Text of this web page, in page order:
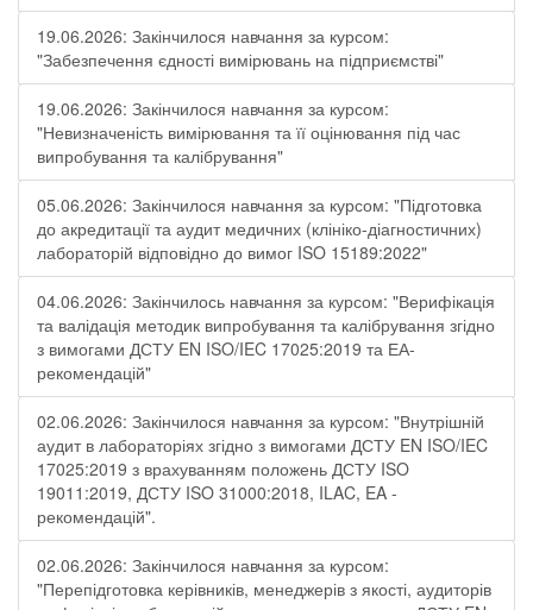
19.06.2026: Закінчилося навчання за курсом:
"Забезпечення єдності вимірювань на підприємстві"
19.06.2026: Закінчилося навчання за курсом:
"Невизначеність вимірювання та її оцінювання під час
випробування та калібрування"
05.06.2026: Закінчилося навчання за курсом: "Підготовка
до акредитації та аудит медичних (клініко-діагностичних)
лабораторій відповідно до вимог ISO 15189:2022"
04.06.2026: Закінчилось навчання за курсом: "Верифікація
та валідація методик випробування та калібрування згідно
з вимогами ДСТУ EN ISO/IEC 17025:2019 та ЕА-
рекомендацій"
02.06.2026: Закінчилося навчання за курсом: "Внутрішній
аудит в лабораторіях згідно з вимогами ДСТУ EN ISO/IEC
17025:2019 з врахуванням положень ДСТУ ISO
19011:2019, ДСТУ ISO 31000:2018, ILAC, EA -
рекомендацій".
02.06.2026: Закінчилося навчання за курсом:
"Перепідготовка керівників, менеджерів з якості, аудиторів